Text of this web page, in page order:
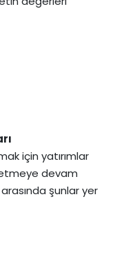
için yatırımlar
devam
şunlar yer